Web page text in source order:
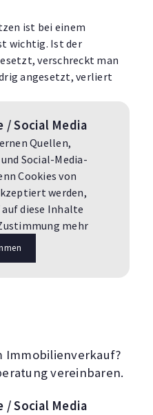
ist bei einem
wichtig. Ist der
verschreckt man
angesetzt, verliert
/ Social Media
Quellen,
Social-Media-
Cookies von
werden,
diese Inhalte
mehr
Immobilienverkauf?
vereinbaren.
/ Social Media